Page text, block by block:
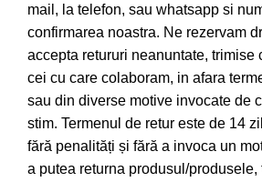
mail, la telefon, sau whatsapp si
confirmarea noastra. Ne rezervam
accepta retururi neanuntate, trimise
cei cu care colaboram, in afara
sau din diverse motive invocate de
stim. Termenul de retur este de 14
fără penalități și fără a invoca un
a putea returna produsul/produsele,